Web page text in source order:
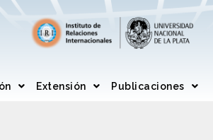
Extensión Publicaciones